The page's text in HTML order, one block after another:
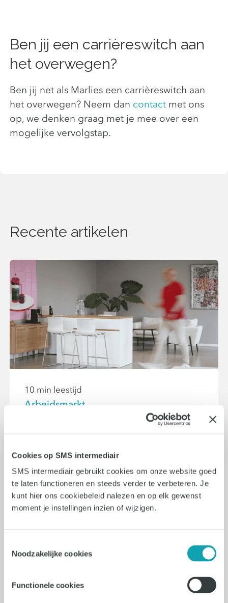
Cookies op SMS intermediair
SMS intermediair gebruikt cookies om onze website goed
te laten functioneren en steeds verder te verbeteren. Je
kunt hier ons cookiebeleid nalezen en op elk gewenst
moment je instellingen inzien of wijzigen.
Noodzakelijke cookies
Functionele cookies
Ben jij een carrièreswitch aan
het overwegen?
Ben jij net als Marlies een carrièreswitch aan
het overwegen? Neem dan contact met ons
op, we denken graag met je mee over een
mogelijke vervolgstap.
Recente artikelen
10 min leestijd
Arbeidsmarkt
Arbeidsmarkttrends 2026: wat
De arbeidsmarkt in 2026 kenmerkt zich
door versnelling: AI verandert werk,
skills worden belangrijker dan
functietitels en leren is een vast
groot. Organisaties en professionals
werk, ontwikkeling en flexibiliteit. In dit